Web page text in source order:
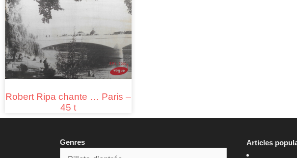
Robert Ripa chante … Paris –
45 t
Genres Articles